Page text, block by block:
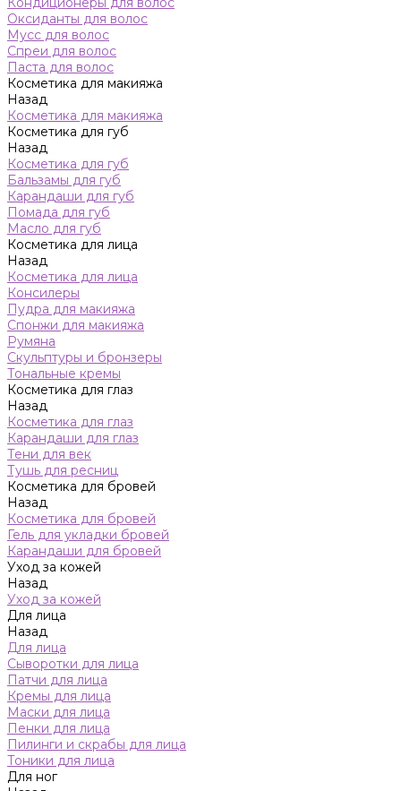
Оксиданты для волос
Мусс для волос
Спреи для волос
Паста для волос
Косметика для макияжа
Назад
Косметика для макияжа
Косметика для губ
Назад
Косметика для губ
Бальзамы для губ
Карандаши для губ
Помада для губ
Масло для губ
Косметика для лица
Назад
Косметика для лица
Консилеры
Пудра для макияжа
Спонжи для макияжа
Румяна
Скульптуры и бронзеры
Тональные кремы
Косметика для глаз
Назад
Косметика для глаз
Карандаши для глаз
Тени для век
Тушь для ресниц
Косметика для бровей
Назад
Косметика для бровей
Гель для укладки бровей
Карандаши для бровей
Уход за кожей
Назад
Уход за кожей
Для лица
Назад
Для лица
Сыворотки для лица
Патчи для лица
Кремы для лица
Маски для лица
Пенки для лица
Пилинги и скрабы для лица
Тоники для лица
Для ног